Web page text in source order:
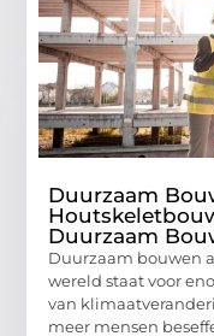
Duurzaam
Duurzaam
Duurzaam bouwen
wereld staat voor
van
meer mensen